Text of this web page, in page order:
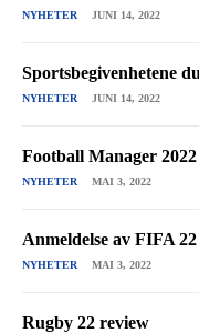
NYHETER JUNI 14, 2022
Sportsbegivenhetene
NYHETER JUNI 14, 2022
Football Manager
NYHETER MAI 3, 2022
Anmeldelse av FIFA 22
NYHETER MAI 3, 2022
Rugby 22 review